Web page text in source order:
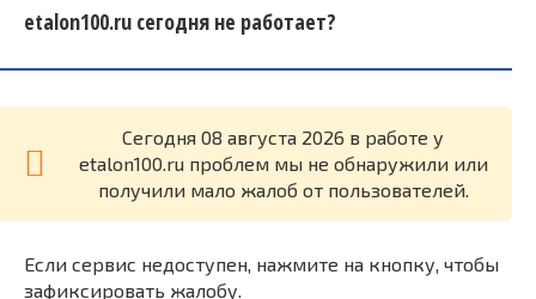
etalon100.ru сегодня не работает?
Cегодня 08 августа 2026 в работе у
etalon100.ru проблем мы не обнаружили или
получили мало жалоб от пользователей.
Если сервис недоступен, нажмите на кнопку, чтобы
зафиксировать жалобу.